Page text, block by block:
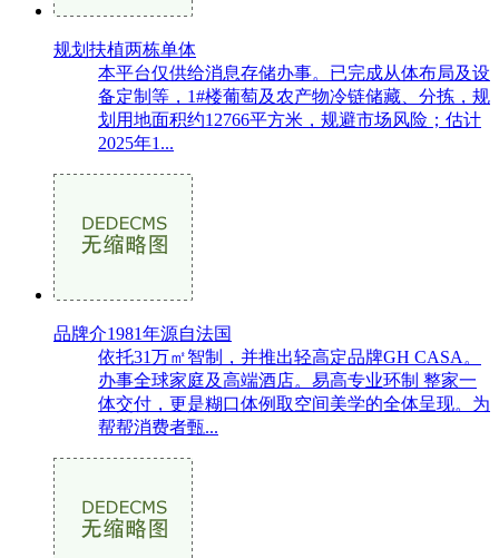
规划扶植两栋单体
本平台仅供给消息存储办事。已完成从体布局及设
备定制等，1#楼葡萄及农产物冷链储藏、分拣，规
划用地面积约12766平方米，规避市场风险；估计
2025年1...
品牌介1981年源自法国
依托31万㎡智制，并推出轻高定品牌GH CASA。
办事全球家庭及高端酒店。易高专业环制 整家一
体交付，更是糊口体例取空间美学的全体呈现。为
帮帮消费者甄...